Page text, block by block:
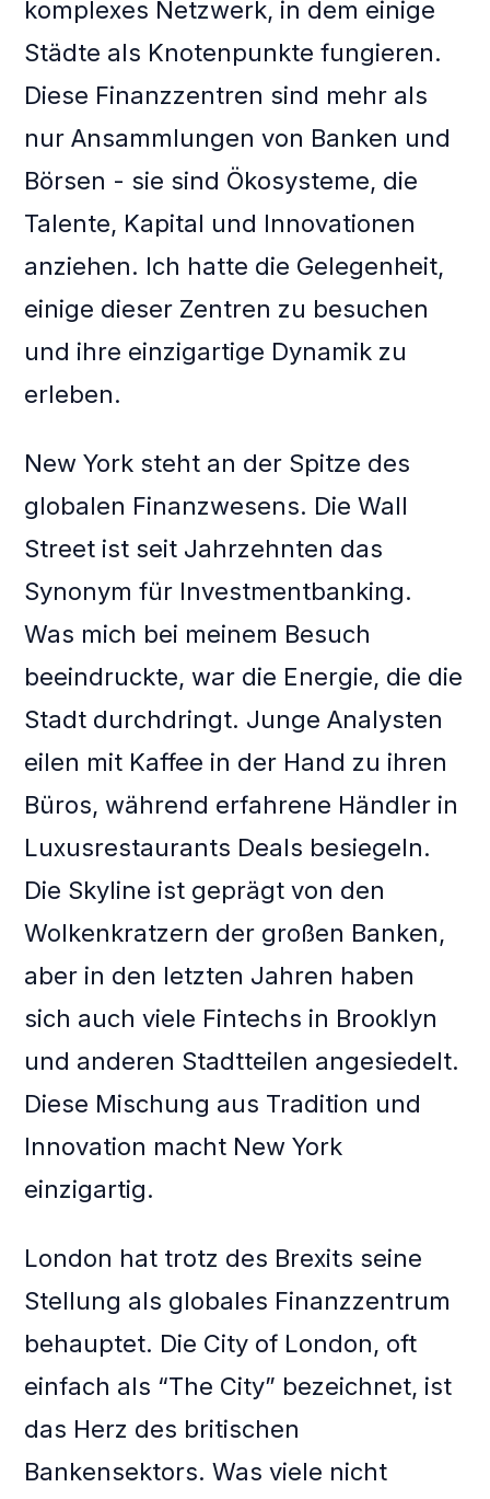
komplexes Netzwerk, in dem einige
Städte als Knotenpunkte fungieren.
Diese Finanzzentren sind mehr als
nur Ansammlungen von Banken und
Börsen - sie sind Ökosysteme, die
Talente, Kapital und Innovationen
anziehen. Ich hatte die Gelegenheit,
einige dieser Zentren zu besuchen
und ihre einzigartige Dynamik zu
erleben.
New York steht an der Spitze des
globalen Finanzwesens. Die Wall
Street ist seit Jahrzehnten das
Synonym für Investmentbanking.
Was mich bei meinem Besuch
beeindruckte, war die Energie, die die
Stadt durchdringt. Junge Analysten
eilen mit Kaffee in der Hand zu ihren
Büros, während erfahrene Händler in
Luxusrestaurants Deals besiegeln.
Die Skyline ist geprägt von den
Wolkenkratzern der großen Banken,
aber in den letzten Jahren haben
sich auch viele Fintechs in Brooklyn
und anderen Stadtteilen angesiedelt.
Diese Mischung aus Tradition und
Innovation macht New York
einzigartig.
London hat trotz des Brexits seine
Stellung als globales Finanzzentrum
behauptet. Die City of London, oft
einfach als “The City” bezeichnet, ist
das Herz des britischen
Bankensektors. Was viele nicht